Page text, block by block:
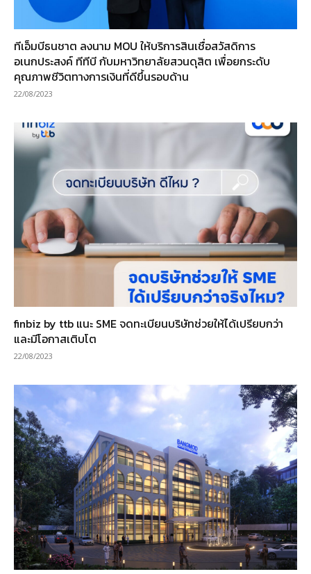
ทีเอ็มบีธนชาต ลงนาม MOU ให้บริการสินเชื่อสวัสดิการ
อเนกประสงค์ ทีทีบี กับมหาวิทยาลัยสวนดุสิต เพื่อยกระดับ
คุณภาพชีวิตทางการเงินที่ดีขึ้นรอบด้าน
22/08/2023
finbiz by ttb แนะ SME จดทะเบียนบริษัทช่วยให้ได้เปรียบกว่า
และมีโอกาสเติบโต
22/08/2023